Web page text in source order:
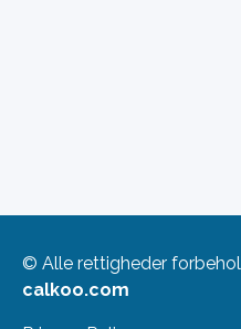
© Alle rettigheder
calkoo.com